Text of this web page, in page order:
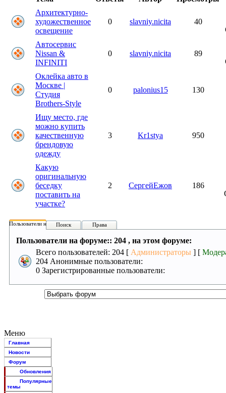
Архитектурно-
художественное
освещение
0 slavniy.nicita
40
Автосервис
Nissan &
INFINITI
0 slavniy.nicita
89
Оклейка авто в
Москве |
Студия
Brothers-Style
0 palonius15 130
Ищу место, где
можно купить
качественную
брендовую
одежду
3 Kr1stya 950
Какую
оригинальную
беседку
поставить на
участке?
2 СергейЕжов
186
Пользователи на форуме:
Поиск Права
Пользователи на форуме:: 204 , на этом форуме:
Всего пользователей: 204 [ Администраторы ] [
204 Анонимные пользователи:
0 Зарегистрированные пользователи:
Меню
Главная
Новости
Форум
Обновления
Популярные
темы